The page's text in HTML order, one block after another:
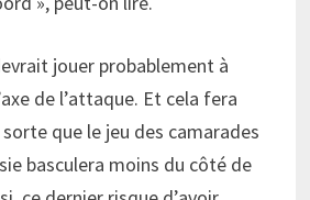
jouer probablement à
de l’attaque. Et cela fera
que le jeu des camarades
basculera moins du côté de